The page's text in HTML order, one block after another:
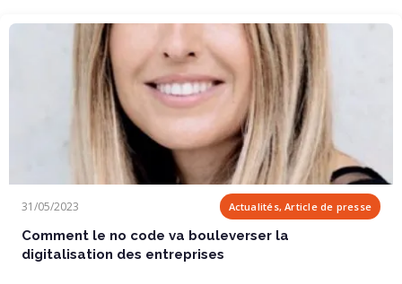
31/05/2023 Actualités, Article de presse
Comment le no code va bouleverser la
digitalisation des entreprises